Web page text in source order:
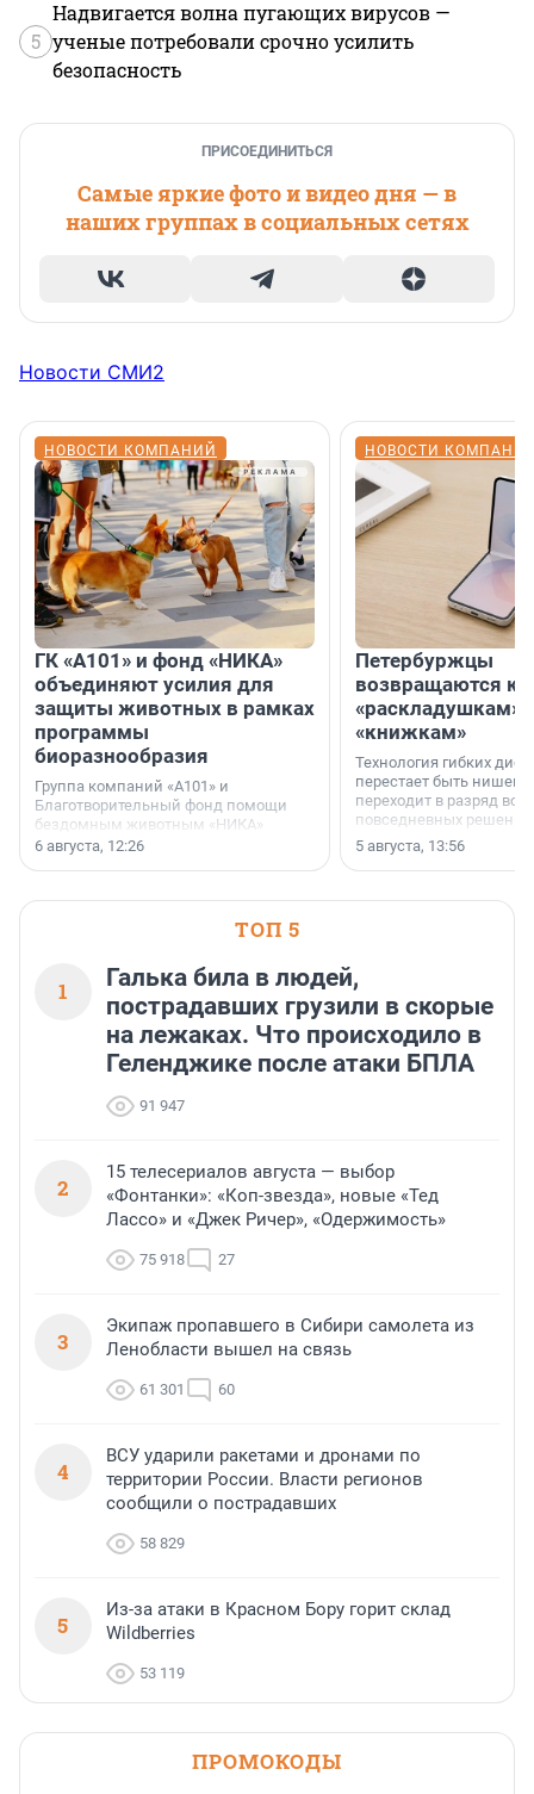
5
Надвигается волна пугающих вирусов —
ученые потребовали срочно усилить
безопасность
ПРИСОЕДИНИТЬСЯ
Самые яркие фото и видео дня — в
наших группах в социальных сетях
Новости СМИ2
НОВОСТИ КОМПАНИЙ
ГК «А101» и фонд «НИКА»
объединяют усилия для
защиты животных в рамках
программы
биоразнообразия
Группа компаний «А101» и
Благотворительный фонд помощи
бездомным животным «НИКА»
заключили соглашение о
6 августа, 12:26
НОВОСТИ
Петербуржцы
возвращаются к
«раскладушкам»
«книжкам»
Технология гибких
перестает быть
переходит в разряд
повседневных
5 августа, 13:56
ТОП 5
1
Галька била в людей,
пострадавших грузили в скорые
на лежаках. Что происходило в
Геленджике после атаки БПЛА
91 947
2
15 телесериалов августа — выбор
«Фонтанки»: «Коп-звезда», новые «Тед
Лассо» и «Джек Ричер», «Одержимость»
75 918 27
3
Экипаж пропавшего в Сибири самолета из
Ленобласти вышел на связь
61 301 60
4
ВСУ ударили ракетами и дронами по
территории России. Власти регионов
сообщили о пострадавших
58 829
5
Из-за атаки в Красном Бору горит склад
Wildberries
53 119
ПРОМОКОДЫ